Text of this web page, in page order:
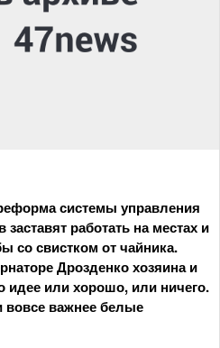
системы управления
работать на местах и
со свистком от чайника.
Дрозденко хозяина и
идее или хорошо, или ничего.
вовсе важнее белые